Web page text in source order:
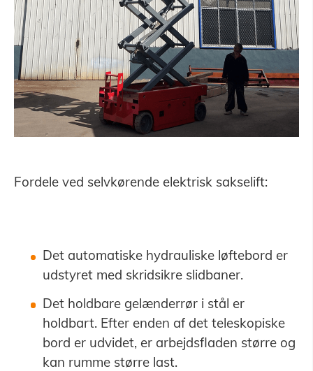
Fordele ved selvkørende elektrisk sakselift:
Det automatiske hydrauliske løftebord er
udstyret med skridsikre slidbaner.
Det holdbare gelænderrør i stål er
holdbart. Efter enden af det teleskopiske
bord er udvidet, er arbejdsfladen større og
kan rumme større last.